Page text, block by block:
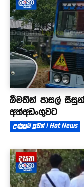
බීමතින් පාසල්
අත්අඩංගුවට
උණුසුම් පුවත් | Hot News